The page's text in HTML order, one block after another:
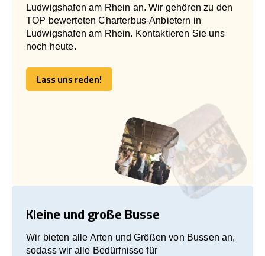
Ludwigshafen am Rhein an. Wir gehören zu den
TOP bewerteten Charterbus-Anbietern in
Ludwigshafen am Rhein. Kontaktieren Sie uns
noch heute.
Lass uns reden!
Lass uns reden!
Kleine und große Busse
Wir bieten alle Arten und Größen von Bussen an,
sodass wir alle Bedürfnisse für